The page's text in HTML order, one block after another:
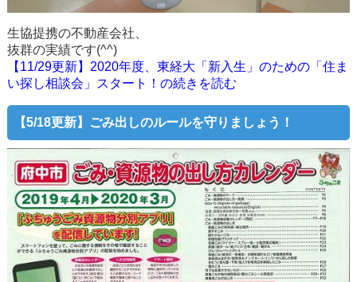
生協提携の不動産会社、
抜群の実績です(^^)
【11/29更新】2020年度、東経大「新入生」のための「住ま
い探し相談会」スタート！の続きを読む
【5/18更新】ごみ出しのルールを守りましょう！